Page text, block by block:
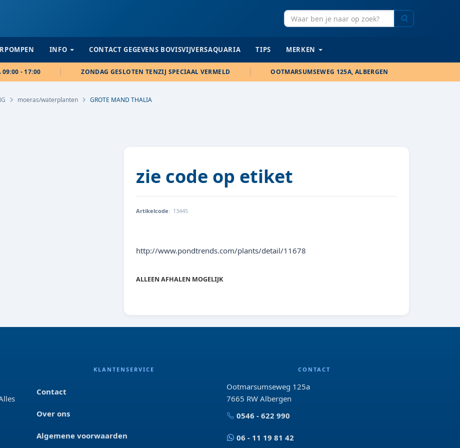
INFO CONTACT GEGEVENS BOVISVIJVERSAQUARIA TIPS MERKEN
09:00 - 17:00 ZONDAG GESLOTEN TENZIJ SPECIAAL VERMELD OOTMARSUMSEWEG 125A, ALBERGEN
moeras/waterplanten GROTE MAND THALIA
zie code op etiket
Artikelcode: 13445
http://www.pondtrends.com/plants/detail/11678
ALLEEN AFHALEN MOGELIJK
KLANTENSERVICE
Contact
Over ons
Algemene voorwaarden
CONTACT
Ootmarsumseweg 125a
7665 RW Albergen
0546 - 622 990
06 - 11 19 81 42